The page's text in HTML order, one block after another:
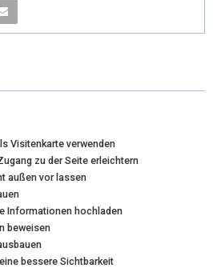
Visitenkarte verwenden
zu der Seite erleichtern
außen vor lassen
Informationen hochladen
beweisen
bessere Sichtbarkeit